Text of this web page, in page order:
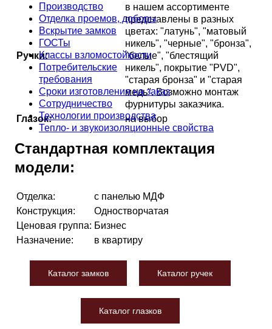
Производство
Отделка проемов, доборы
Вскрытие замков
ГОСТы
Классы взломостойкости
Потребительские
требования
Сроки изготовления на заказ
Сотрудничество
Технологии производства
Тепло- и звукоизоляционные свойства
Ручки:
в нашем ассортименте
представлены в разных
цветах: "латунь", "матовый
никель", "черные", "бронза",
"белые", "блестящий
никель", покрытие "PVD",
"старая бронза" и "старая
медь". Возможно монтаж
фурнитуры заказчика.
Глазок:
на выбор
Стандартная комплектация
модели:
Отделка:
с панелью МДФ
Конструкция:
Одностворчатая
Ценовая группа: Бизнес
Назначение:
в квартиру
Каталог замков Каталог ручек
Каталог глазков